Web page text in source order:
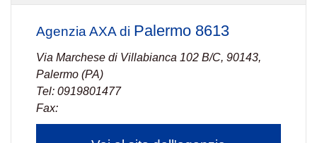
Agenzia AXA di Palermo 8613
Via Marchese di Villabianca 102 B/C, 90143,
Palermo (PA)
Tel: 0919801477
Fax: